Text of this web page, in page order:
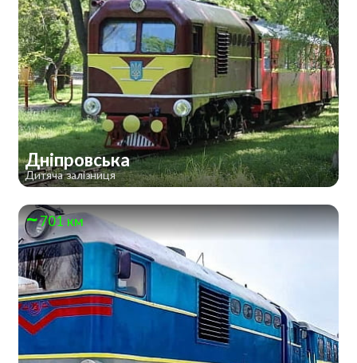
Дніпровська
Дитяча залізниця
701 км